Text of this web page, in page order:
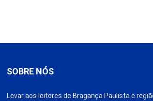
SOBRE NÓS
Levar aos leitores de Bragança Paulista e